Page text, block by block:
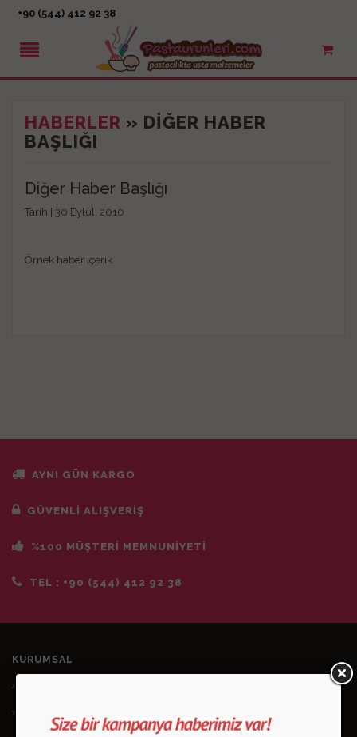
+90 (544) 412 92 38
HABERLER » DIĞER HABER
BAŞLIĞI
Diğer Haber Başlığı
Tarih | 30 Eylül, 2010
Örnek haber içerik.
AYNI GÜN KARGO
GÜVENLİ ALIŞVERİŞ
%100 MÜŞTERİ MEMNUNİYETİ
TEL : +90 (544) 412 92 38
KURUMSAL